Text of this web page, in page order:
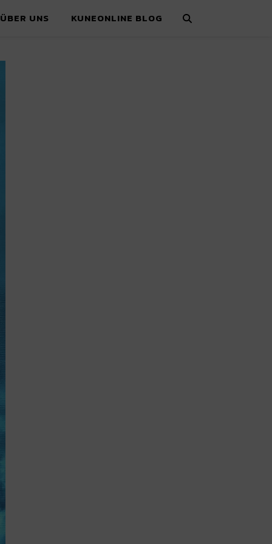
ÜBER UNS KUNEONLINE BLOG